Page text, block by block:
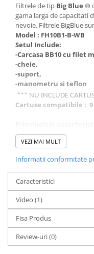
Filtrele de tip Big Blue ®
gama larga de capacitati
nevoie. Filtrele BigBlue
Model : FH10B1-B-WB
Setul Include:
-Carcasa BB10 cu filet
-cheie,
-suport,
-manometru si teflon
*** NU INCLUDE
Cartuse compatibile : 9
- Fabricat în UE cu
- Cerificat NSF pentru
- Certificat WRAS
- Titlul 21 Conformitate
- Preturi competitive
- Construit manual și
- Utilizare rezidentiala și
- Carcasă cu capacitate
- Echipat cu suport
VEZI MAI MULT
Informatii conformitate
Caracteristici
Video (1)
Fisa Produs
Review-uri(0)